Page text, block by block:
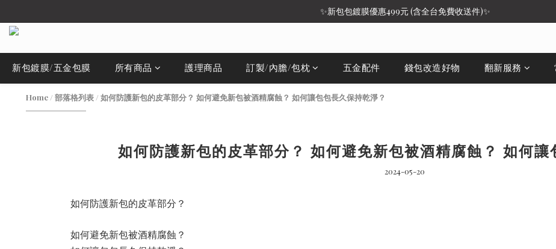
✨新包包鍍膜優惠499元 (含全台免費收送件)✨
新包鍍膜/五金包膜 所有商品 護理商品 訂製/內膽/包枕 五金配件 錢包改造好物 翻新服務
Home / 部落格列表 / 如何防護新包的皮革部分？ 如何避免新包被酒精腐蝕？ 如何讓包包長久保持乾淨？
如何防護新包的皮革部分？ 如何避免新包被酒精腐蝕？ 如何讓
2024-05-20
如何防護新包的皮革部分？
如何避免新包被酒精腐蝕？